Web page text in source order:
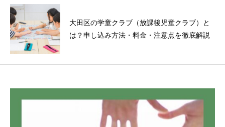
大田区の学童クラブ（放課後児童クラブ）と
は？申し込み方法・料金・注意点を徹底解説